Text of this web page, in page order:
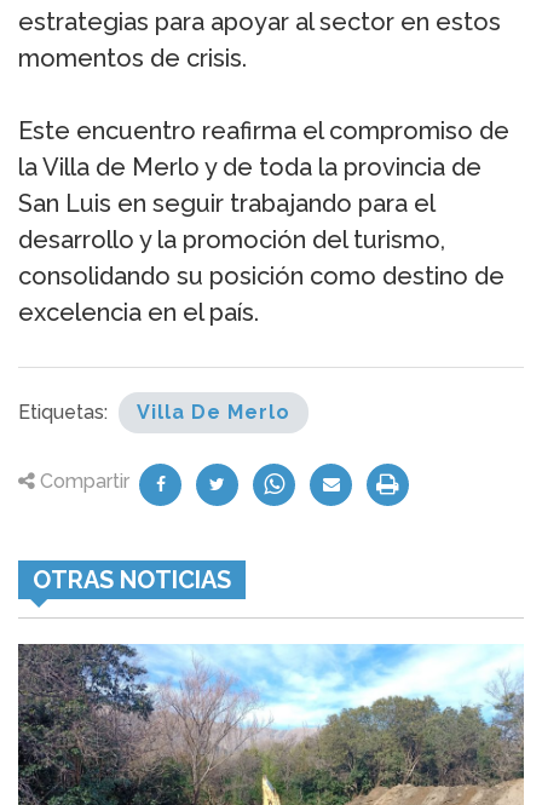
estrategias para apoyar al sector en estos
momentos de crisis.
Este encuentro reafirma el compromiso de
la Villa de Merlo y de toda la provincia de
San Luis en seguir trabajando para el
desarrollo y la promoción del turismo,
consolidando su posición como destino de
excelencia en el país.
Etiquetas: Villa De Merlo
Compartir
OTRAS NOTICIAS